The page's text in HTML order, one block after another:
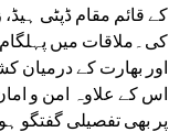
کے قائم مقام ڈپٹی
کی۔ملاقات میں
اور بھارت کے درمیان
اس کے علاوہ امن و
پر بھی تفصیلی گفتگو